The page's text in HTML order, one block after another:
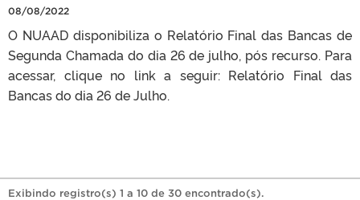
08/08/2022
O NUAAD disponibiliza o Relatório Final das Bancas de
Segunda Chamada do dia 26 de julho, pós recurso. Para
acessar, clique no link a seguir: Relatório Final das
Bancas do dia 26 de Julho.
Exibindo registro(s) 1 a 10 de 30 encontrado(s).